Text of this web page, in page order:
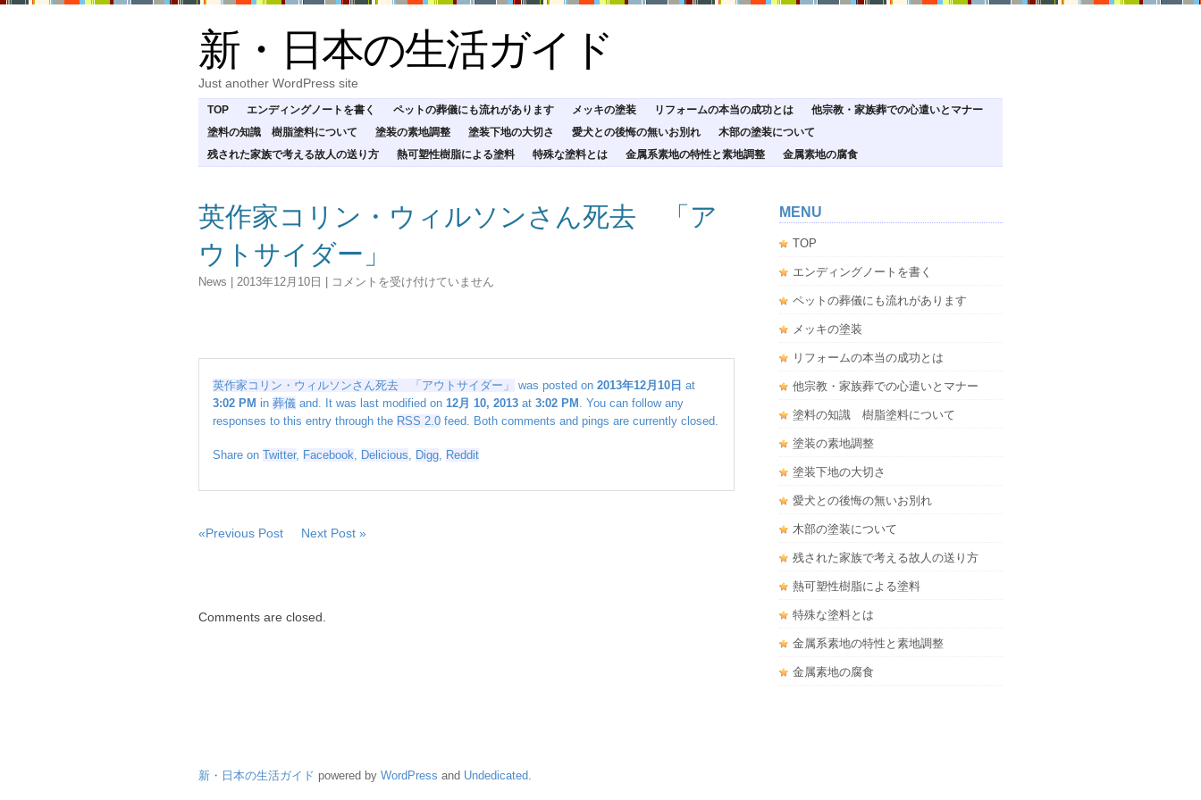
新・日本の生活ガイド
Just another WordPress site
TOP エンディングノートを書く ペットの葬儀にも流れがあります メッキの塗装 リフォームの本当の成功とは
他宗教・家族葬での心遣いとマナー
塗料の知識 樹脂塗料について
塗装の素地調整 塗装下地の大切さ 愛犬との後悔の無いお別れ
木部の塗装について
残された家族で考える故人の送り方
熱可塑性樹脂による塗料 特殊な塗料とは 金属系素地の特性と素地調整 金属素地の腐食
英作家コリン・ウィルソンさん死去 「ア
ウトサイダー」
News 2013年12月10日
英
ウ
ィ
ル
ン
ん
去
コメントを受け付けていません
英作家コリン・ウィルソンさん死去 「アウトサイダー」 was posted on 2013年12月10日 at
3:02 PM in 葬儀 and. It was last modified on 12月 10, 2013 at 3:02 PM . You can follow any
responses to this entry through the RSS 2.0 feed. Both comments and pings are currently closed.
Share on Twitter, Facebook, Delicious, Digg, Reddit
«Previous Post Next Post »
Comments are closed.
MENU
TOP
エンディングノートを書く
ペットの葬儀にも流れがあります
メッキの塗装
リフォームの本当の成功とは
他宗教・家族葬での心遣いとマナー
塗料の知識 樹脂塗料について
塗装の素地調整
塗装下地の大切さ
愛犬との後悔の無いお別れ
木部の塗装について
残された家族で考える故人の送り方
熱可塑性樹脂による塗料
特殊な塗料とは
金属系素地の特性と素地調整
金属素地の腐食
新・日本の生活ガイド powered by WordPress and Undedicated.